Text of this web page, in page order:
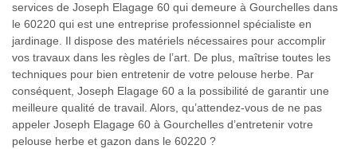
services de Joseph Elagage 60 qui demeure à Gourchelles dans
le 60220 qui est une entreprise professionnel spécialiste en
jardinage. Il dispose des matériels nécessaires pour accomplir
vos travaux dans les règles de l’art. De plus, maîtrise toutes les
techniques pour bien entretenir de votre pelouse herbe. Par
conséquent, Joseph Elagage 60 a la possibilité de garantir une
meilleure qualité de travail. Alors, qu’attendez-vous de ne pas
appeler Joseph Elagage 60 à Gourchelles d’entretenir votre
pelouse herbe et gazon dans le 60220 ?